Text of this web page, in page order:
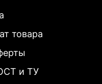
товара
и ТУ